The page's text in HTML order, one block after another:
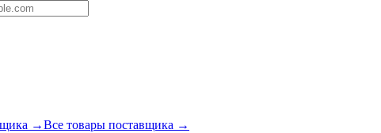
→Все товары поставщика →